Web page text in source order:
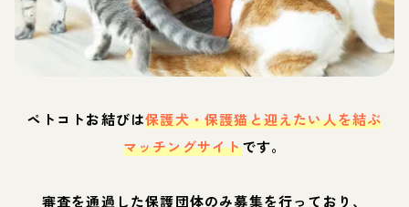
ペトコトお結びは保護犬・保護猫と迎えたい人を結ぶ
マッチングサイトです。
審査を通過した保護団体のみ募集を行っており、